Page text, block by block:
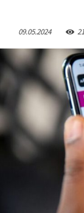
09.05.2024